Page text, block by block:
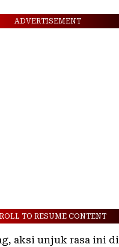
ADVERTISEMENT
TO RESUME CONTENT
aksi unjuk rasa ini